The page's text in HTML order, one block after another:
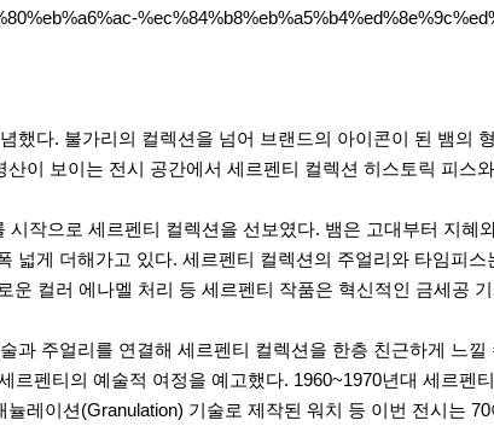
했다. 불가리의 컬렉션을 넘어 브랜드의 아이콘이 된 뱀의
이 보이는 전시 공간에서 세르펜티 컬렉션 히스토릭 피스
작으로 세르펜티 컬렉션을 선보였다. 뱀은 고대부터 지
넓게 더해가고 있다. 세르펜티 컬렉션의 주얼리와 타임피
운 컬러 에나멜 처리 등 세르펜티 작품은 혁신적인 금세공
과 주얼리를 연결해 세르펜티 컬렉션을 한층 친근하게 느
르펜티의 예술적 여정을 예고했다. 1960~1970년대 세르
레이션(Granulation) 기술로 제작된 워치 등 이번 전시는